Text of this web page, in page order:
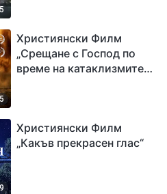
Християнски Филм
„Срещане с Господ по
време на катаклизмите“
Християнски Филм
„Какъв прекрасен глас“